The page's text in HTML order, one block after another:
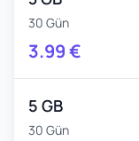
30 Gün
3.99€
5 GB
30 Gün